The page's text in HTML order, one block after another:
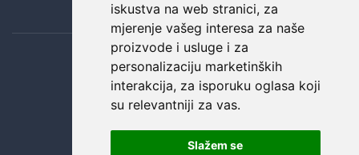
iskustva na web stranici, za
mjerenje vašeg interesa za naše
proizvode i usluge i za
personalizaciju marketinških
interakcija, za isporuku oglasa koji
su relevantniji za vas.
Slažem se